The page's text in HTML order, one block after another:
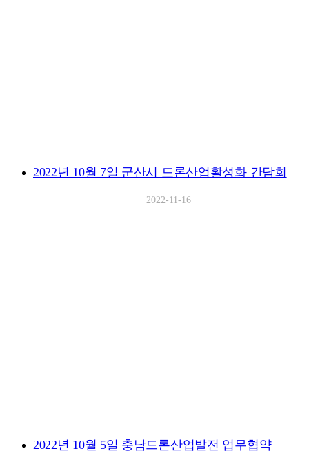
2022년 10월 7일 군산시 드론산업활성화 간담회
2022-11-16
2022년 10월 5일 충남드론산업발전 업무협약